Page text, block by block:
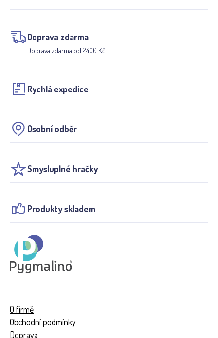
Doprava zdarma
Doprava zdarma od 2400 Kč
Rychlá expedice
Osobní odběr
Smysluplné hračky
Produkty skladem
O firmě
Obchodní podmínky
Doprava